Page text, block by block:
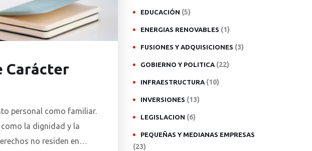
Carácter
personal como familiar.
la dignidad y la
no residen en
EDUCACIÓN (5)
ENERGIAS RENOVABLES (1)
FUSIONES Y ADQUISICIONES (3)
GOBIERNO Y POLITICA (22)
INFRAESTRUCTURA (10)
INVERSIONES (13)
LEGISLACION (6)
PEQUEÑAS Y MEDIANAS EMPRESAS
(23)